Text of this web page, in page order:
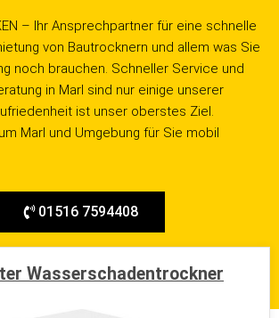
– Ihr Ansprechpartner für eine schnelle
von Bautrocknern und allem was Sie
noch brauchen. Schneller Service und
in Marl sind nur einige unserer
ist unser oberstes Ziel.
Marl und Umgebung für Sie mobil
01516 7594408
machen-trocken.de
Wasserschadentrockner